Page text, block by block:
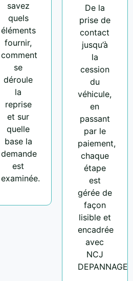
savez
quels
éléments
fournir,
comment
se
déroule
la
reprise
et sur
quelle
base la
demande
est
examinée.
De la
prise de
contact
jusqu’à
la
cession
du
véhicule,
en
passant
par le
paiement,
chaque
étape
est
gérée de
façon
lisible et
encadrée
avec
NCJ
DEPANNAGE.